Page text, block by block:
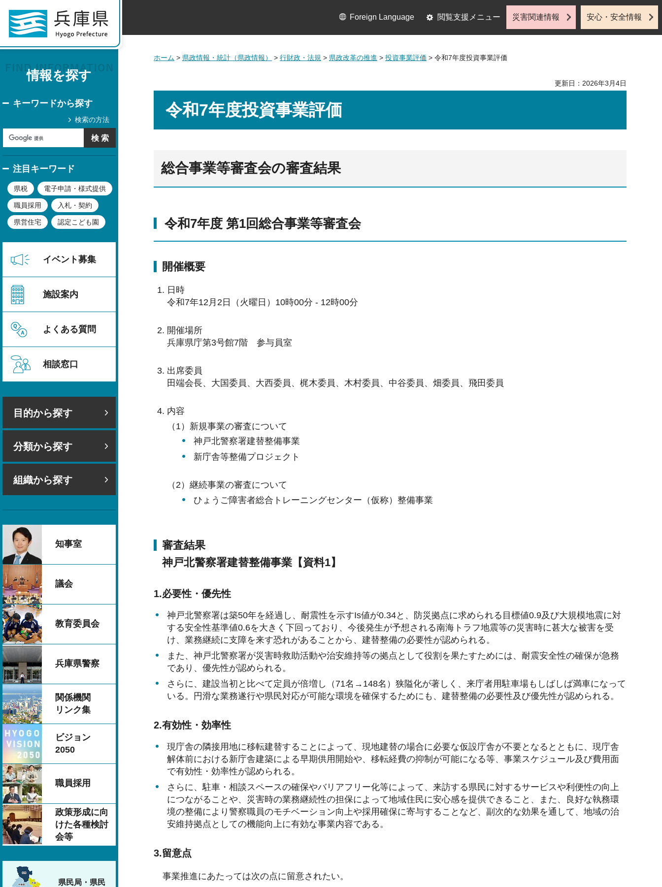
情報を探す
キーワードから探す
検索の方法
注目キーワード
県税 電子申請・様式提供
職員採用 入札・契約
県営住宅 認定こども園
イベント募集
施設案内
よくある質問
相談窓口
目的から探す
分類から探す
組織から探す
知事室
議会
教育委員会
兵庫県警察
関係機関
リンク集
ビジョン
2050
職員採用
政策形成に向
けた各種検討
会等
県民局・県民
Foreign Language 閲覧支援メニュー 災害関連情報 安心・安全情報
ホーム > 県政情報・統計（県政情報） > 行財政・法規 > 県政改革の推進 > 投資事業評価 > 令和7年度投資事業評価
更新日：2026年3月4日
令和7年度投資事業評価
総合事業等審査会の審査結果
令和7年度 第1回総合事業等審査会
開催概要
日時
令和7年12月2日（火曜日）10時00分 - 12時00分
開催場所
兵庫県庁第3号館7階 参与員室
出席委員
田端会長、大国委員、大西委員、梶木委員、木村委員、中谷委員、畑委員、飛田委員
内容
（1）新規事業の審査について
神戸北警察署建替整備事業
新庁舎等整備プロジェクト
（2）継続事業の審査について
ひょうご障害者総合トレーニングセンター（仮称）整備事業
審査結果
神戸北警察署建替整備事業【資料1】
1.必要性・優先性
神戸北警察署は築50年を経過し、耐震性を示すIs値が0.34と、防災拠点に求められる目標値0.9及び大規模地震に対
する安全性基準値0.6を大きく下回っており、今後発生が予想される南海トラフ地震等の災害時に甚大な被害を受
け、業務継続に支障を来す恐れがあることから、建替整備の必要性が認められる。
また、神戸北警察署が災害時救助活動や治安維持等の拠点として役割を果たすためには、耐震安全性の確保が急務
であり、優先性が認められる。
さらに、建設当初と比べて定員が倍増し（71名→148名）狭隘化が著しく、来庁者用駐車場もしばしば満車になって
いる。円滑な業務遂行や県民対応が可能な環境を確保するためにも、建替整備の必要性及び優先性が認められる。
2.有効性・効率性
現庁舎の隣接用地に移転建替することによって、現地建替の場合に必要な仮設庁舎が不要となるとともに、現庁舎
解体前における新庁舎建築による早期供用開始や、移転経費の抑制が可能になる等、事業スケジュール及び費用面
で有効性・効率性が認められる。
さらに、駐車・相談スペースの確保やバリアフリー化等によって、来訪する県民に対するサービスや利便性の向上
につながることや、災害時の業務継続性の担保によって地域住民に安心感を提供できること、また、良好な執務環
境の整備により警察職員のモチベーション向上や採用確保に寄与することなど、副次的な効果を通して、地域の治
安維持拠点としての機能向上に有効な事業内容である。
3.留意点
事業推進にあたっては次の点に留意されたい。